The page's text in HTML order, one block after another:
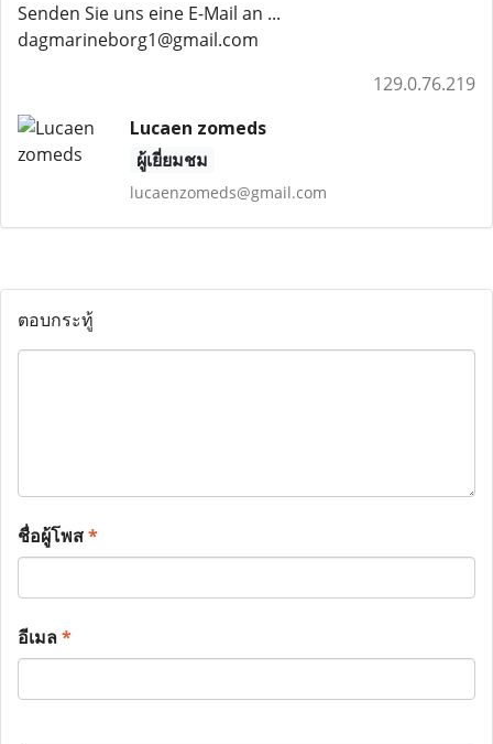
Senden Sie uns eine E-Mail an ...
dagmarineborg1@gmail.com
129.0.76.219
Lucaen zomeds
ผู้เยี่ยมชม
lucaenzomeds@gmail.com
ตอบกระทู้
ชื่อผู้โพส*
อีเมล*